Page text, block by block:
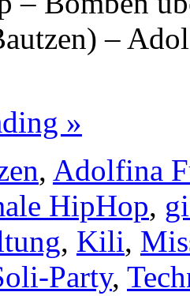
–
»
, Adolfina
HipHop,
, Kili,
Party,